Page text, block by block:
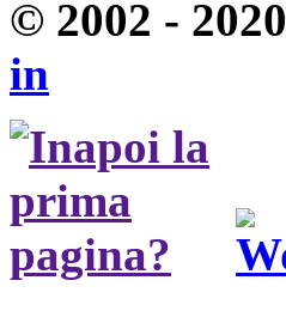
© 2002 - 2020
in